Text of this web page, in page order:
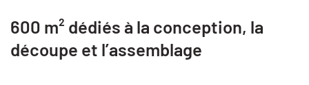
600 m² dédiés à la conception, la
découpe et l’assemblage